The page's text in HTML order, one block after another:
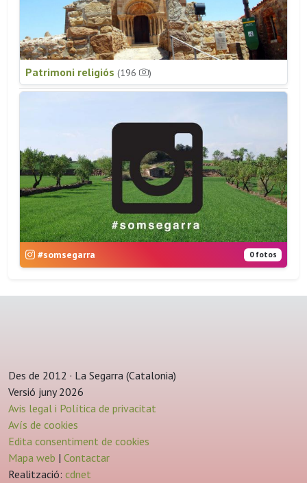
Patrimoni religiós (196 )
#somsegarra 0 fotos
Des de 2012 · La Segarra (Catalonia)
Versió juny 2026
Avis legal i Política de privacitat
Avís de cookies
Edita consentiment de cookies
Mapa web | Contactar
Realització: cdnet